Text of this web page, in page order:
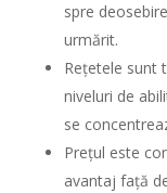
spre
urmărit.
Rețetele sunt
niveluri de
se
Prețul este
avantaj față